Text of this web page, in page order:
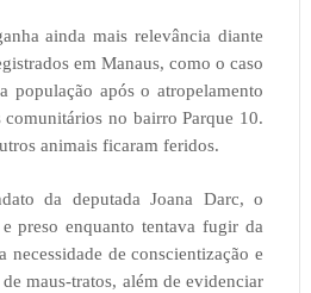
ainda mais relevância diante
em Manaus, como o caso
população após o atropelamento
comunitários no bairro Parque 10.
animais ficaram feridos.
da deputada Joana Darc, o
preso enquanto tentava fugir da
necessidade de conscientização e
maus-tratos, além de evidenciar